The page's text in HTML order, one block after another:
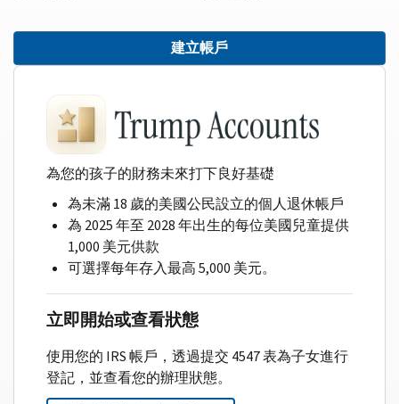
建立帳戶
為您的孩子的財務未來打下良好基礎
為未滿 18 歲的美國公民設立的個人退休帳戶
為 2025 年至 2028 年出生的每位美國兒童提供
1,000 美元供款
可選擇每年存入最高 5,000 美元。
立即開始或查看狀態
使用您的 IRS 帳戶，透過提交 4547 表為子女進行
登記，並查看您的辦理狀態。